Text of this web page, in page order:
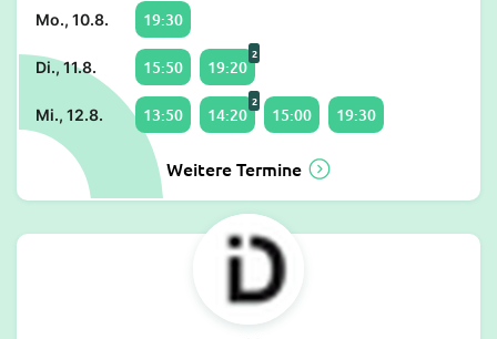
Mo., 10.8. 19:30
Di., 11.8. 15:50 19:20
2
Mi., 12.8. 13:50 14:20
2
15:00 19:30
Weitere Termine